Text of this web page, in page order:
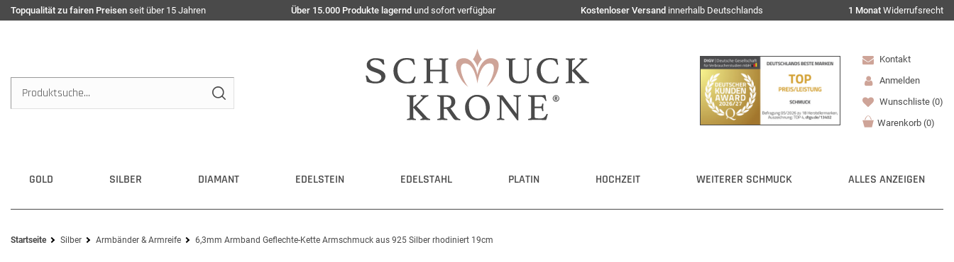
Topqualität zu fairen Preisen seit über 15 Jahren Über 15.000 Produkte lagernd und sofort verfügbar Kostenloser Versand innerhalb Deutschlands 1 Monat Widerrufsrecht
Kontakt
Anmelden
Wunschliste (0)
Warenkorb (0)
GOLD SILBER DIAMANT EDELSTEIN EDELSTAHL PLATIN HOCHZEIT WEITERER SCHMUCK ALLES ANZEIGEN
Startseite Silber Armbänder & Armreife 6,3mm Armband Geflechte-Kette Armschmuck aus 925 Silber rhodiniert 19cm